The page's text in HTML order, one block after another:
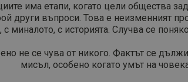
има етапи, когато цели общества
други въпроси. Това е неизменният
с миналото, с историята. Случва се
не се чува от никого. Фактът се
мисъл, особено когато умът на